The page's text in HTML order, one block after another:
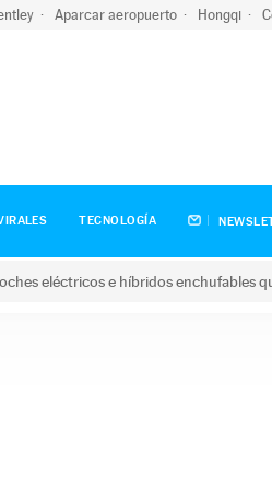
Aparcar aeropuerto Hongqi
TECNOLOGÍA
eléctricos e híbridos enchufables